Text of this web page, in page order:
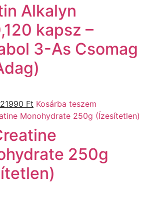
Alkalyn
kapsz –
3-As Csomag
21990 Ft Kosárba teszem
250g